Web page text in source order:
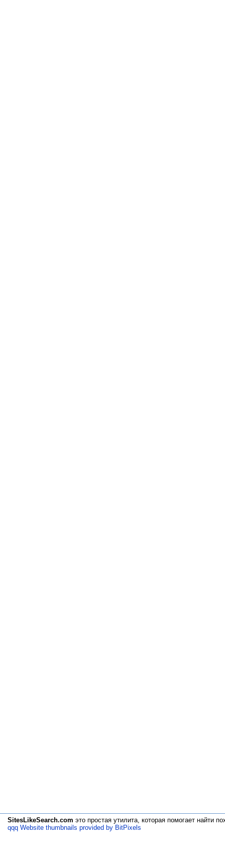
SitesLikeSearch.com это простая утилита, которая помогает найти
qqq Website thumbnails provided by BitPixels